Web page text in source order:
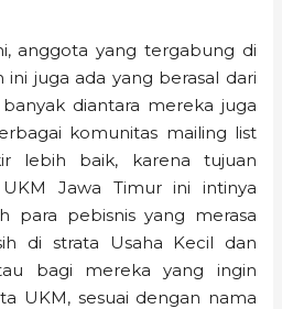
anggota yang tergabung di
juga ada yang berasal dari
diantara mereka juga
komunitas mailing list
lebih baik, karena tujuan
Jawa Timur ini intinya
para pebisnis yang merasa
di strata Usaha Kecil dan
bagi mereka yang ingin
UKM, sesuai dengan nama